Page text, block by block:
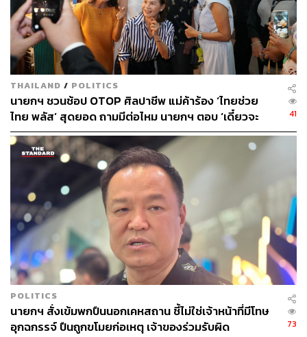
ขณะเดียวกันมอบหมายให้กระทรวงคมนาคมตรวจสอบการ
เดินทางทุกมิติ ทั้งทางน้ำ ทางบก ทางเรือ และทางอากาศว่า
โครงการก่อสร้างขนาดใหญ่ที่มีพี่น้องประชาชนใช้บริการ
สามารถใช้บริการได้หรือไม่ มีความแข็งแรงและสามารถ
รองรับภัยธรรมชาติได้มากน้อยเพียงใด
สำนักนายกรัฐมนตรีให้ร่วมมือกับกรมป้องกันและบรรเทา
สาธารณภัย (ปภ.) สรุปมาตรการเยียวยาของผู้ที่ได้รับบาดเจ็บ
หรือผู้เสียชีวิต และให้ประชาสัมพันธ์เป็นศูนย์กลางในการก
ระจายข่าวสารอย่างถูกต้องและทั่วถึง โดยจะมีการรายงาน
ความคืบหน้าต่างๆ และผลของการดำเนินคดีในที่ประชุม
คณะรัฐมนตรีในวันพรุ่งนี้ด้วย
TAGS: จิรายุ ห่วงทรัพย์ แผ่นดินไหวในไทย
แผ่นดินไหว
คณะรัฐมนตรี
สตง. อนุทิน ชาญวีรกูล
THAILAND / POLITICS
นายกฯ ชวนช้อป OTOP ศิลปาชีพ แม่ค้าร้อง ‘ไทยช่วย
ไทย พลัส’ สุดยอด ถามมีต่อไหม นายกฯ ตอบ ‘เดี๋ยวจะ
พยายาม’
41
POLITICS
นายกฯ สั่งเข้มพกปืนนอกเคหสถาน ชี้ไม่ใช่เจ้าหน้าที่มีโทษ
อุกฉกรรจ์ ปืนถูกขโมยก่อเหตุ เจ้าของร่วมรับผิด
73